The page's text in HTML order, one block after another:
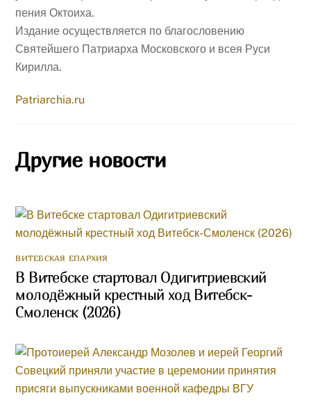
пения Октоиха.
Издание осуществляется по благословению
Святейшего Патриарха Московского и всея Руси
Кирилла.
Patriarchia.ru
Другие новости
ВИТЕБСКАЯ ЕПАРХИЯ
В Витебске стартовал Одигитриевский
молодёжный крестный ход Витебск-
Смоленск (2026)